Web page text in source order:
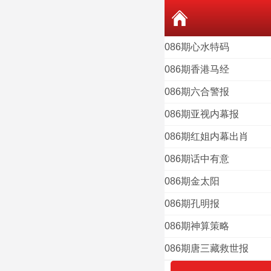
086期心水特码
086期香港马经
086期六合警报
086期亚视内幕报
086期红姐内幕出肖
086期话中有意
086期金太阳
086期孔明报
086期神算策略
086期唐三藏救世报